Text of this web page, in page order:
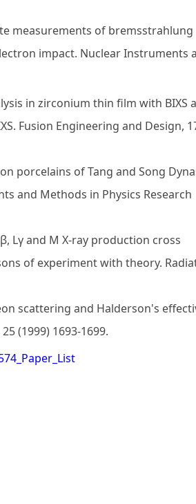
measurements of bremsstrahlung
impact. Nuclear Instruments
in zirconium thin film with BIXS
Fusion Engineering and Design,
porcelains of Tang and Song
and Methods in Physics Research
Lγ and M X-ray production cross
of experiment with theory.
scattering and Halderson's
(1999) 1693-1699.